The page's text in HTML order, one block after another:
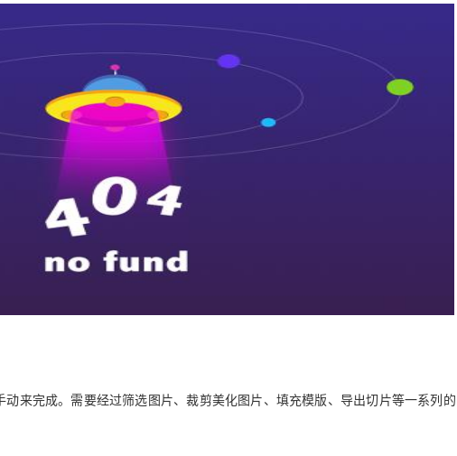
动来完成。 需要经过筛选图片、裁剪美化图片 、 填充模版 、 导出切片等一系列的